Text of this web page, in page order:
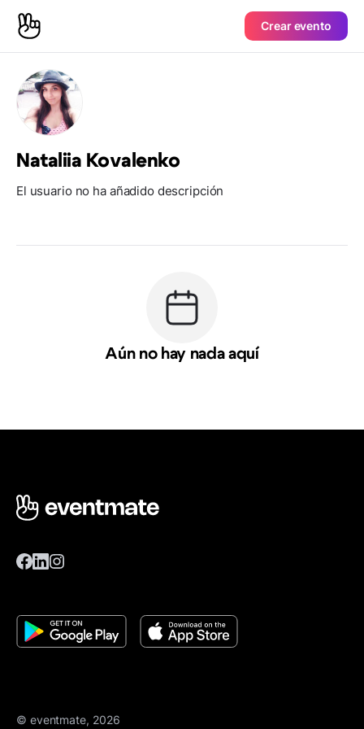
Crear evento
Nataliia Kovalenko
El usuario no ha añadido descripción
Aún no hay nada aquí
© eventmate, 2026